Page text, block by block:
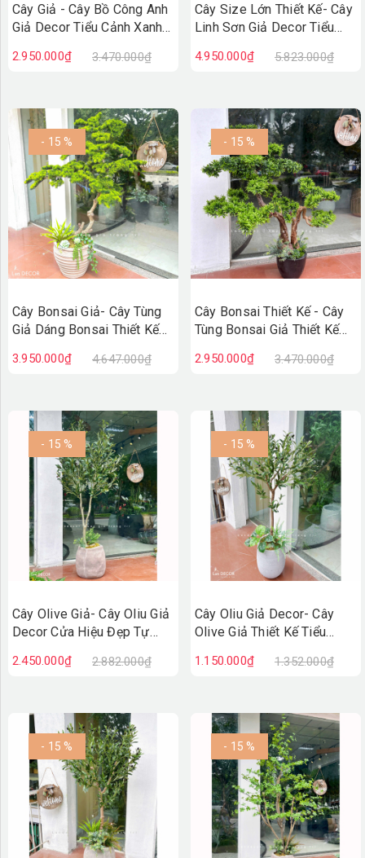
Cây Giả - Cây Bồ Công Anh
Giả Decor Tiểu Cảnh Xanh
2.950.000₫ 3.470.000₫
Cây Size Lớn Thiết Kế- Cây
Linh Sơn Giả Decor Tiểu
Cầu (220cm)- CC1378
4.950.000₫ 5.823.000₫
- 15 %
Cây Bonsai Giả- Cây Tùng
Giả Dáng Bonsai Thiết Kế
CC1377
3.950.000₫ 4.647.000₫
- 15 %
Cây Bonsai Thiết Kế - Cây
Tùng Bonsai Giả Thiết Kế
CC1335
2.950.000₫ 3.470.000₫
- 15 %
Cây Olive Giả- Cây Oliu Giả
Decor Cửa Hiệu Đẹp Tự
2.450.000₫ 2.882.000₫
- 15 %
Cây Oliu Giả Decor- Cây
Olive Giả Thiết Kế Tiểu
(140cm)- CC1381
1.150.000₫ 1.352.000₫
- 15 % - 15 %